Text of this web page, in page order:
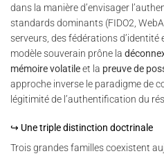
dans la manière d’envisager
standards dominants (FIDO2,
serveurs, des fédérations
modèle souverain prône la
mémoire volatileet la preuve de
approche inverse le paradigme de
légitimité de l’authentification du
↪ Une triple distinction doctrinale
Trois grandes familles coexistent